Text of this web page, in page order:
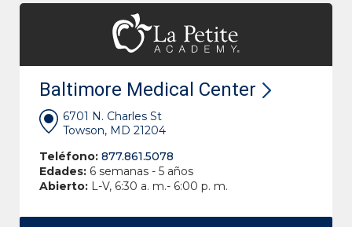
Baltimore Medical Center
6701 N. Charles St
Towson, MD 21204
Teléfono: 877.861.5078
Edades: 6 semanas - 5 años
Abierto: L-V, 6:30 a. m.- 6:00 p. m.